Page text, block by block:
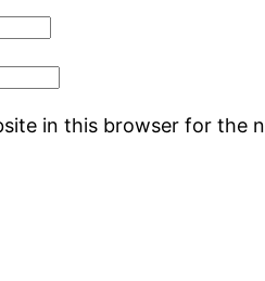
in this browser for the